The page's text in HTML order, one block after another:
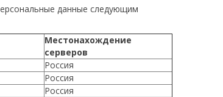
данные следующим
Местонахождение
серверов
Россия
Россия
Россия